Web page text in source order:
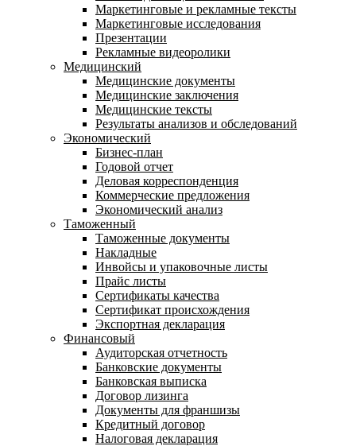
Маркетинговые и рекламные тексты
Маркетинговые исследования
Презентации
Рекламные видеоролики
Медицинский
Медицинские документы
Медицинские заключения
Медицинские тексты
Результаты анализов и обследований
Экономический
Бизнес-план
Годовой отчет
Деловая корреспонденция
Коммерческие предложения
Экономический анализ
Таможенный
Таможенные документы
Накладные
Инвойсы и упаковочные листы
Прайс листы
Сертификаты качества
Сертификат происхождения
Экспортная декларация
Финансовый
Аудиторская отчетность
Банковские документы
Банковская выписка
Договор лизинга
Документы для франшизы
Кредитный договор
Налоговая декларация